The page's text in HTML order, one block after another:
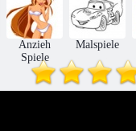
Bildblöcke
Anzieh
Spiele
Malspiele